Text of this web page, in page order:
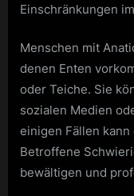
Einschränkungen
Menschen mit
denen Enten
oder Teiche. Sie
sozialen Medien
einigen Fällen
Betroffene
bewältigen und